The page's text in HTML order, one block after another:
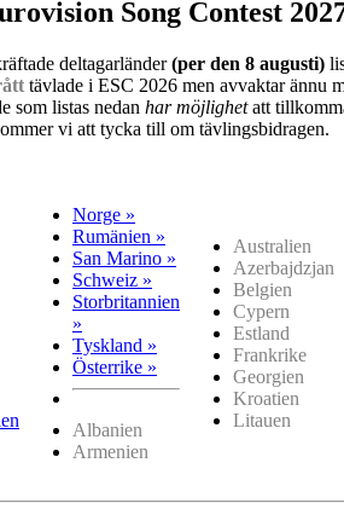
Song Contest
deltagarländer(per den 8 augusti)
tävlade i ESC 2026 men avvaktar ännu
som listas nedan har möjlighetatt
vi att tycka till om tävlingsbidragen.
Norge »
Rumänien »
San Marino »
Schweiz »
Storbritannien
»
Tyskland »
Österrike »
Albanien
Armenien
Australien
Azerbajdzjan
Belgien
Cypern
Estland
Frankrike
Georgien
Kroatien
Litauen